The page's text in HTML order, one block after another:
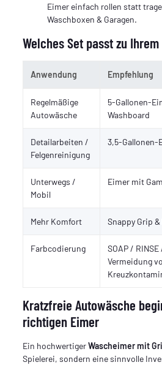
Eimer einfach rollen statt
Waschboxen & Garagen.
Welches Set passt zu
Anwendung Empfehlung
Regelmäßige
Autowäsche
5-Gallonen-
Washboard
Detailarbeiten /
Felgenreinigung
3,5-Gallonen-
Unterwegs /
Mobil
Eimer mit
Mehr Komfort Snappy Grip
Farbcodierung
SOAP / RINSE
Vermeidung
Kratzfreie Autowäsche
richtigen Eimer
Ein hochwertigerWascheimer mit
Spielerei, sondern eine sinnvolle